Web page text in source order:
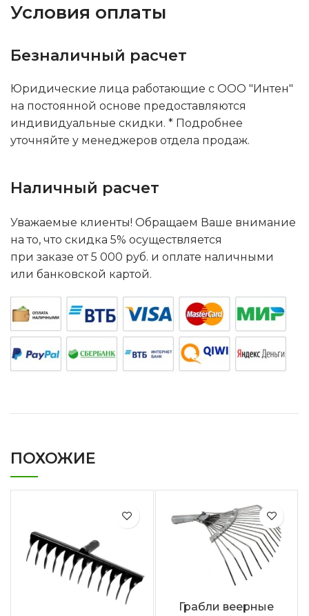
Условия оплаты
Безналичный расчет
Юридические лица работающие с ООО "Интен"
на постоянной основе предоставляются
индивидуальные скидки. * Подробнее
уточняйте у менеджеров отдела продаж.
Наличный расчет
Уважаемые клиенты! Обращаем Ваше внимание
на то, что скидка 5% осуществляется
при заказе от 5 000 руб. и оплате наличными
или банковской картой.
ПОХОЖИЕ
Грабли веерные